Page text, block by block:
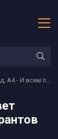
ребята уже слышно бой курантов